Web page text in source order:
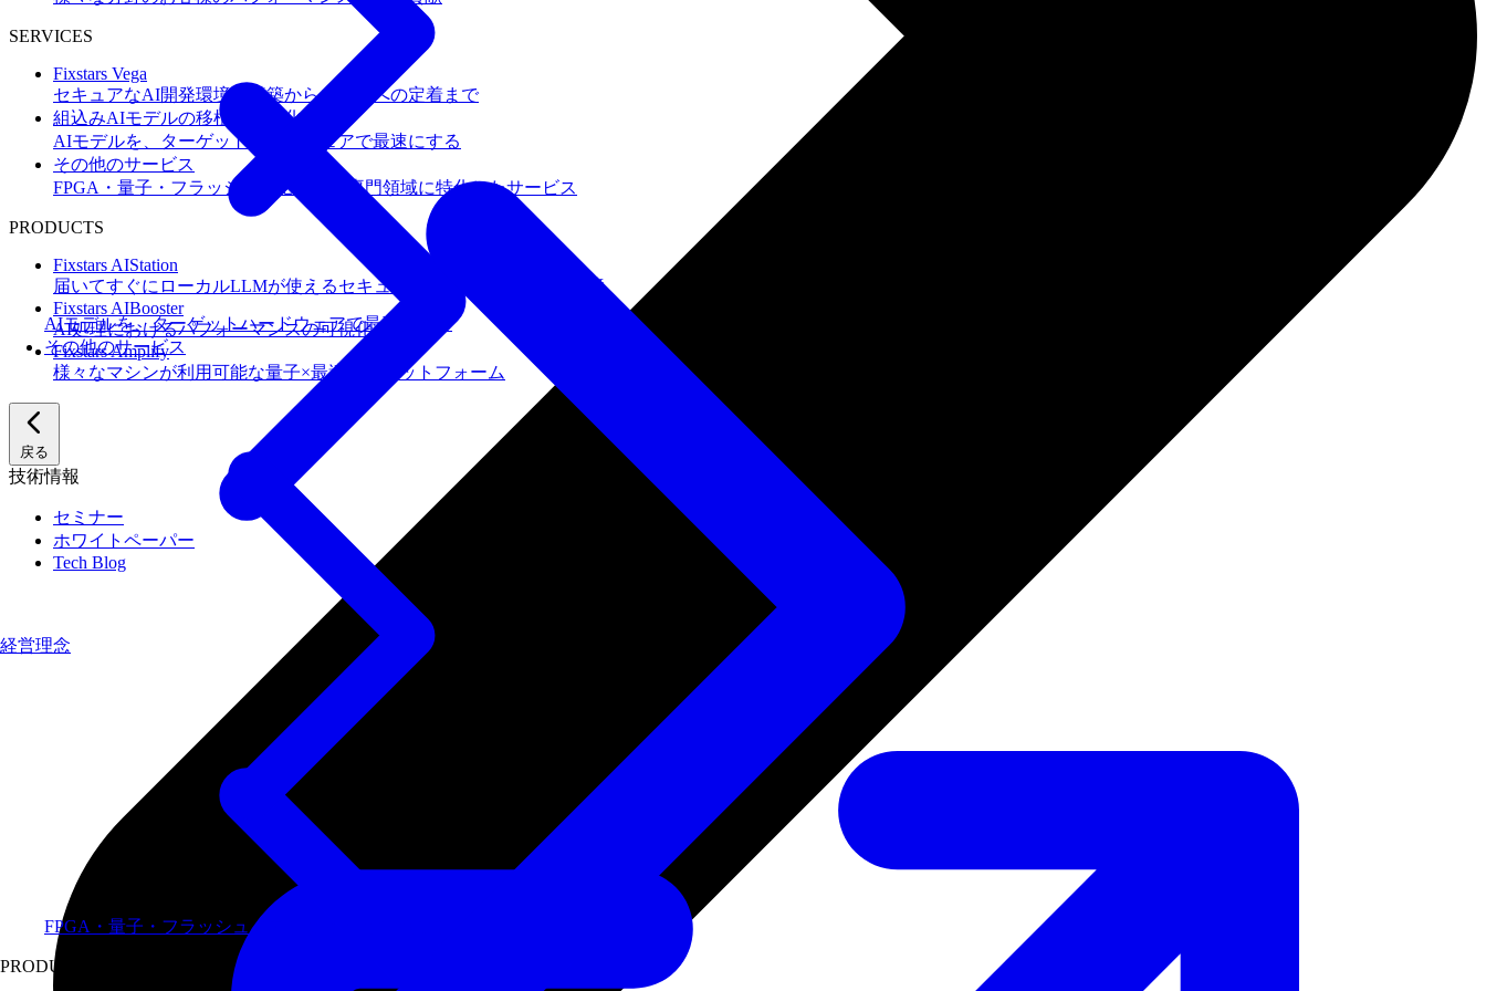
SERVICES
Fixstars Vega
セキュアなAI開発環境の構築からチームへの定着まで
組込みAIモデルの移植・高速化
AIモデルを、ターゲットハードウェアで最速にする
その他のサービス
FPGA・量子・フラッシュメモリなど専門領域に特化したサービス
PRODUCTS
Fixstars AIStation
届いてすぐにローカルLLMが使えるセキュアなAIオールインワン環境
Fixstars AIBooster
AI処理におけるパフォーマンスの可視化と改善
Fixstars Amplify
様々なマシンが利用可能な量子×最適化プラットフォーム
戻る
技術情報
セミナー
ホワイトペーパー
Tech Blog
経営理念
AIモデルを、ターゲットハードウェアで最速にする
その他のサービス
FPGA・量子・フラッシュメモリなど専門領域に特化したサービス
PRODUCTS